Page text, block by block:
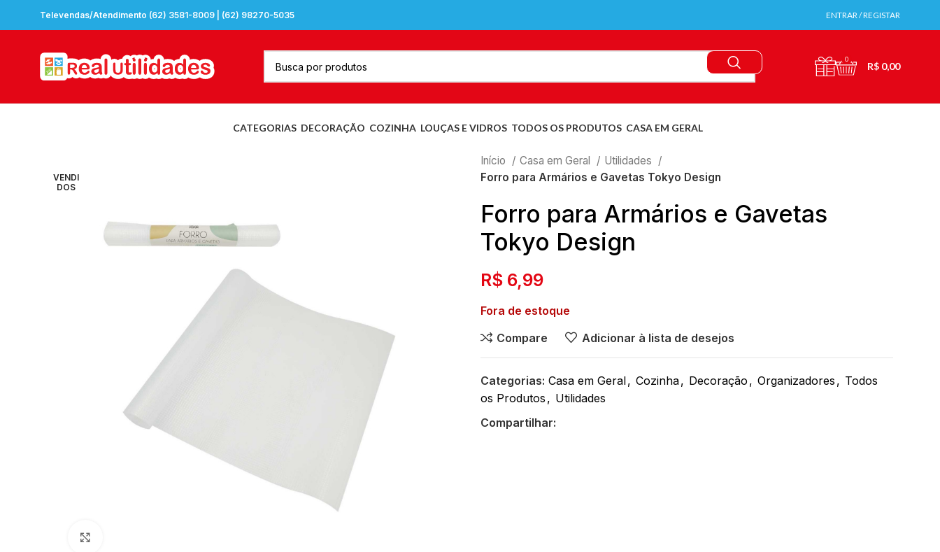
Televendas/Atendimento (62) 3581-8009 | (62) 98270-5035 ENTRAR / REGISTAR
0
R$ 0,00
CATEGORIAS DECORAÇÃO COZINHA LOUÇAS E VIDROS TODOS OS PRODUTOS CASA EM GERAL
VENDI
DOS
Início Casa em Geral
Utilidades
Forro para Armários e Gavetas Tokyo Design
Forro para Armários e Gavetas
Tokyo Design
R$ 6,99
Fora de estoque
Compare
Adicionar à lista de desejos
Categorias: Casa em Geral, Cozinha, Decoração , Organizadores , Todos
os Produtos , Utilidades
Compartilhar: